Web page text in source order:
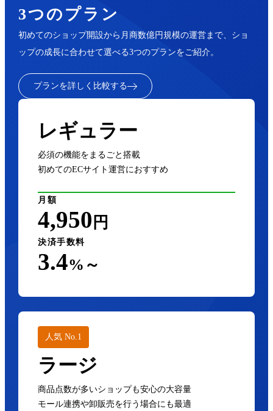
3つのプラン
初めてのショップ開設から月商数億円規模の運営まで、ショ
ップの成長に合わせて選べる3つのプランをご紹介。
プランを詳しく比較する
レギュラー
必須の機能をまるごと搭載
初めてのECサイト運営におすすめ
月額
4,950 円
決済手数料
3.4%～
人気 No.1
ラージ
商品点数が多いショップも安心の大容量
モール連携や卸販売を行う場合にも最適